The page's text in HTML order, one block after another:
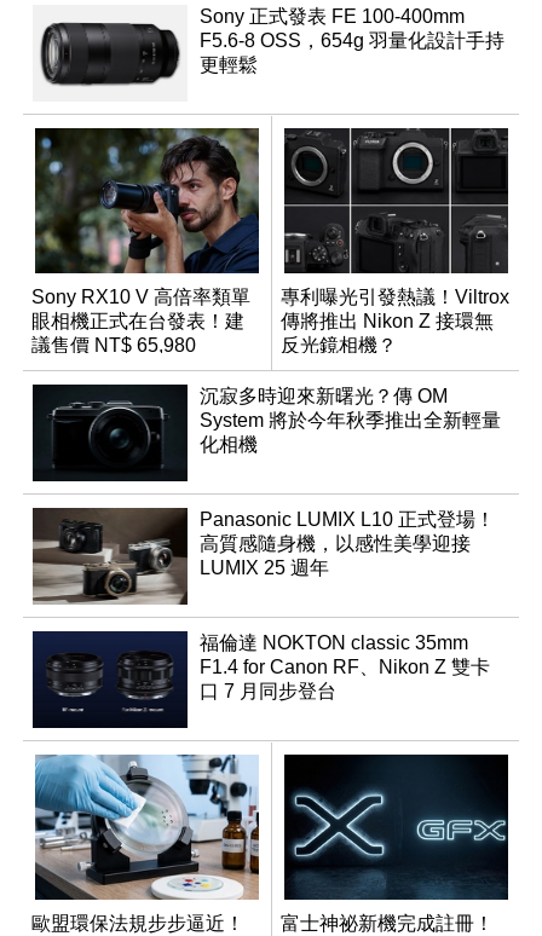
Sony 正式發表 FE 100-400mm
F5.6-8 OSS，654g 羽量化設計手持
更輕鬆
Sony RX10 V 高倍率類單
眼相機正式在台發表！建
議售價 NT$ 65,980
專利曝光引發熱議！Viltrox
傳將推出 Nikon Z 接環無
反光鏡相機？
沉寂多時迎來新曙光？傳 OM
System 將於今年秋季推出全新輕量
化相機
Panasonic LUMIX L10 正式登場！
高質感隨身機，以感性美學迎接
LUMIX 25 週年
福倫達 NOKTON classic 35mm
F1.4 for Canon RF、Nikon Z 雙卡
口 7 月同步登台
歐盟環保法規步步逼近！
富士神祕新機完成註冊！